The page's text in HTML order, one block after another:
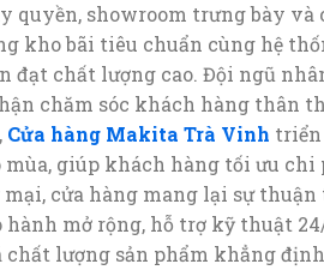
quyền, showroom trưng bày và
kho bãi tiêu chuẩn cùng hệ
đạt chất lượng cao. Đội ngũ
chăm sóc khách hàng thân
Cửa hàng Makita Trà Vinh triển
giúp khách hàng tối ưu
cửa hàng mang lại sự
hành mở rộng, hỗ trợ kỹ thuật
lượng sản phẩm khẳng